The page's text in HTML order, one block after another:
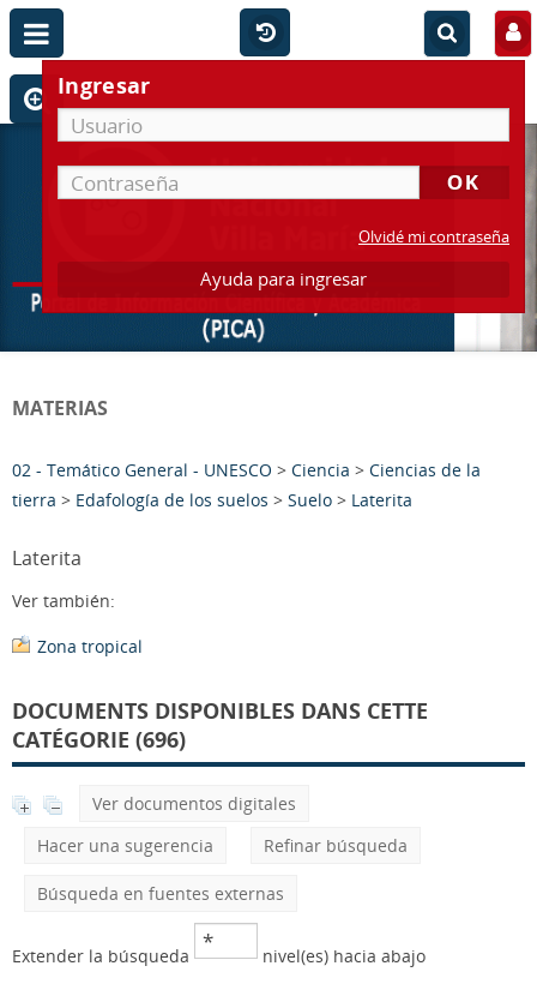
Ingresar
Olvidé mi contraseña
Ayuda para ingresar
MATERIAS
02 - Temático General - UNESCO > Ciencia > Ciencias de la
tierra > Edafología de los suelos > Suelo > Laterita
Laterita
Ver también:
Zona tropical
DOCUMENTS DISPONIBLES DANS CETTE
CATÉGORIE (696)
Ver documentos digitales
Hacer una sugerencia
Refinar búsqueda
Búsqueda en fuentes externas
Extender la búsqueda nivel(es) hacia abajo